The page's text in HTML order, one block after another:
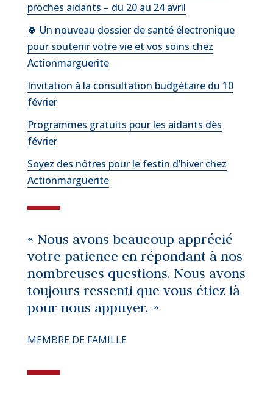
proches aidants – du 20 au 24 avril
🍀 Un nouveau dossier de santé électronique
pour soutenir votre vie et vos soins chez
Actionmarguerite
Invitation à la consultation budgétaire du 10
février
Programmes gratuits pour les aidants dès
février
Soyez des nôtres pour le festin d’hiver chez
Actionmarguerite
« Nous avons beaucoup apprécié
votre patience en répondant à nos
nombreuses questions. Nous avons
toujours ressenti que vous étiez là
pour nous appuyer. »
MEMBRE DE FAMILLE